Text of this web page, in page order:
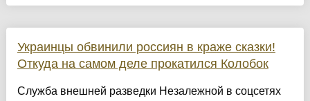
Украинцы обвинили россиян в краже сказки!
Откуда на самом деле прокатился Колобок
Служба внешней разведки Незалежной в соцсетях